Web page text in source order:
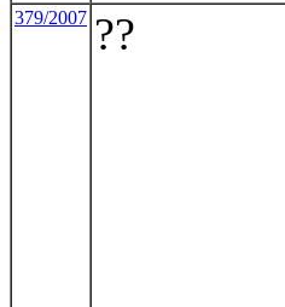
379/2007 ??